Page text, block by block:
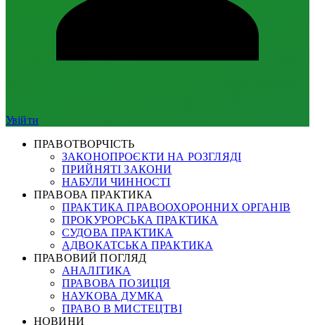
Увійти
ПРАВОТВОРЧІСТЬ
ЗАКОНОПРОЄКТИ НА РОЗГЛЯДІ
ПРИЙНЯТІ ЗАКОНИ
НАБУЛИ ЧИННОСТІ
ПРАВОВА ПРАКТИКА
ПРАКТИКА ПРАВООХОРОННИХ ОРГАНІВ
ПРОКУРОРСЬКА ПРАКТИКА
СУДОВА ПРАКТИКА
АДВОКАТСЬКА ПРАКТИКА
ПРАВОВИЙ ПОГЛЯД
АНАЛІТИКА
ПРАВОВА ПОЗИЦІЯ
НАУКОВА ДУМКА
ПРАВО В МИСТЕЦТВІ
НОВИНИ